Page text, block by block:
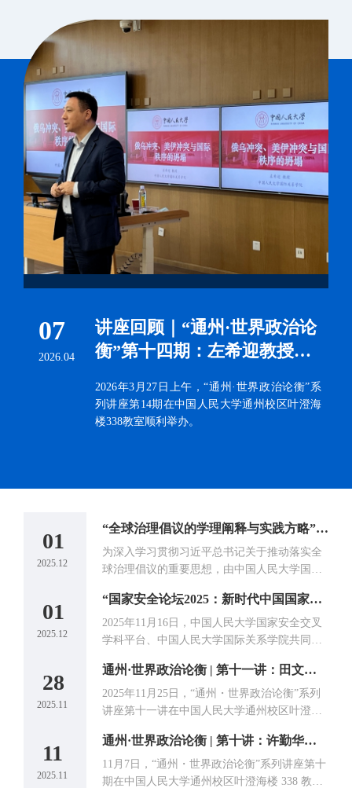
行革命性升级，提供靠近国际前沿、紧贴时代脉搏的优质
儿。 02 专业课程及方向 （一）世界经济专业 （点击查看
详情） 世界经济专业课程班致力于培养深谙全球经济运行
规律、掌握国际前沿理论与实务的高端人才。下设研究方
向： *企业出海方向 国际金融投资与管理方向 国际经济与
贸易方向 企业并购与投融资方向 （二）国际政治经济学专
业 （点击查看详情） 国际政治经济学专业整合政治学与经
济学双重视角，致力于培养精通国际规则、擅长战略研判
的复合型全球治理人才。下设研究方向： *区域国别研究
方向 “一带一路”与国际政治经济学方向 ...
论经济学 世界经济 3年 学院拟招收直博项目推免生的专业
如下： 序号 专业 研究方向 学制 1 030206国际政治 不区分
0302Z1国际政治经济学 不区分研究方向 5年 4 030208外交
学 不区分研究方向 5年 5 030201政治学理论 不区分研究方
向 5年 6 030202中外政治制度 不区分研究方向 5年 7
0302Z2中国政治 不区分研究方向 5年 8 140200国家安全学
不区分研究方向 5年 9 020105世界经济 不区分研究方向 5
年 直博项目入学身份为博士生，学制5年，入学后各项待
遇标准均按照博士生执行。 三、申请条件 中华人民共和国
公民。拥护中国共产党的领导，具有正确的政治方向，热
爱祖国，热爱人民，拥护社会主义制度，愿为社会主义现
代化建设服务；遵纪守法，品德良好，且满足以下条件：
1.目前就读本科学校具有教育部推荐免试研究生资格的优
秀应届本科毕业生； 2.学术研究兴趣浓厚，有较强的创新
符合国家和学校规...
历史政治学、推动国际关系理论研究转型升级为世界政治
研究，建设自主性学科体系实现 “从 0 到 1” 突破，为中国
议号召，依托中国人民大学国际关系学院的雄厚学术实力
与人大模联二十年的实践积淀，现推《“未来外交官”青少
年模拟联合国训练营》。本活动旨在以模拟联合国为载
体，引导中学生立足全球视野、胸怀家国情怀，深度参与
国际议题研讨与多边外交实践，锤炼国际沟通、协商谈判
与公共表达能力，助力其成长为堪当全球治理重任、兼具
中国立场与世界眼光的新时代国际化青年，为构建更加公
正合理的全球治理体系、推动人类命运共同体建设储备青
春力量。 本项目与国际关系学院本科及研究生招生无任何
联系，不涉及学院任何与学历、学位相关的选拔工作。
【课程设置】具体教学安排将尽量按照课程计划执行，如
遇特殊情况，学院可根据实际情况对课程时间和内容安排
学院领导、研学营全体学生 下午 开营典礼 中国人民大学
国际关系学院领导 《大国外交》 刁大明：中国人民大学国
际关系学院教授、国家发展与战略研究院研究员，美国研
中国人民大学国际关系学院外交学副教授、国家发展与战
略研究院研究员。 7月23日 上午 模联会议（磋商会议）
模联协会学术委员会及点评专家 共话全球人才观 邀请人大
24日 上午 社会实践-天坛 与国际留学生重走中轴线，探寻
07
2026.04
讲座回顾｜“通州·世界政治论
衡”第十四期：左希迎教授解
秩序的坍塌 中国人民大学国
际关系学院 2026年3月31日
2026年3月27日上午，“通州·世界政治论衡”系
列讲座第14期在中国人民大学通州校区叶澄海
楼338教室顺利举办。
01
2025.12
“全球治理倡议的学理阐释与实践方略”学术研讨会顺利召开
为深入学习贯彻习近平总书记关于推动落实全
球治理倡议的重要思想，由中国人民大学国际
色社会主义思想研究院主办，中国人民大学习
近平外交思想研究中心承办的“全球治理倡议的
学理阐释与实践方略”学术研讨会于2025年11月
01
2025.12
“国家安全论坛2025：新时代中国国家安全实践与国家安全学自主知识体系建构” 成功举办
2025年11月16日，中国人民大学国家安全交叉
学科平台、中国人民大学国际关系学院共同主
实践与国家安全学自主知识体系建构”在北京中
国职工之家成功举办。
28
2025.11
通州·世界政治论衡 | 第十一讲：田文林教授阐释帝国主义体系下的巴以冲突与中东地缘格局
2025年11月25日，“通州・世界政治论衡”系列
讲座第十一讲在中国人民大学通州校区叶澄海
11
2025.11
通州·世界政治论衡 | 第十讲：许勤华教授深度分析国际关系与全球生态文明建设
11月7日，“通州・世界政治论衡”系列讲座第十
期在中国人民大学通州校区叶澄海楼 338 教室